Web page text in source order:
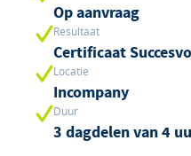
Op aanvraag
Resultaat
Certificaat
Locatie
Incompany
Duur
3 dagdelen van 4